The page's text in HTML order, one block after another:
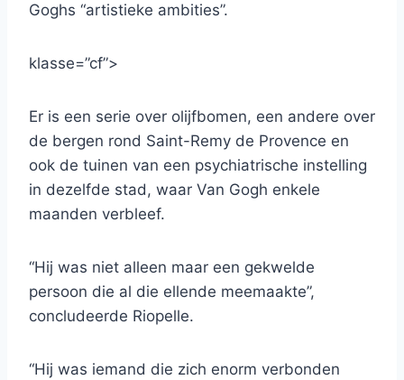
Goghs “artistieke ambities”.
klasse=”cf”>
Er is een serie over olijfbomen, een andere over
de bergen rond Saint-Remy de Provence en
ook de tuinen van een psychiatrische instelling
in dezelfde stad, waar Van Gogh enkele
maanden verbleef.
“Hij was niet alleen maar een gekwelde
persoon die al die ellende meemaakte”,
concludeerde Riopelle.
“Hij was iemand die zich enorm verbonden